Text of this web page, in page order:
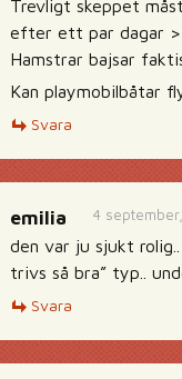
Trevligt skeppet
efter ett par dagar
Hamstrar bajsar
Kan playmobilbåtar
Svara
4
emilia
den var ju sjukt rolig..
trivs så bra” typ..
Svara